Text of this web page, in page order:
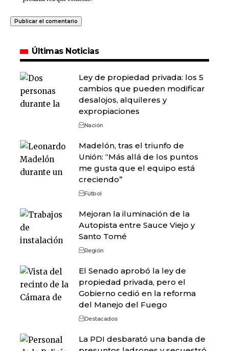
Últimas Noticias
Ley de propiedad privada: los 5
cambios que pueden modificar
desalojos, alquileres y
expropiaciones
Nación
Madelón, tras el triunfo de
Unión: “Más allá de los puntos
me gusta que el equipo está
creciendo”
Fútbol
Mejoran la iluminación de la
Autopista entre Sauce Viejo y
Santo Tomé
Región
El Senado aprobó la ley de
propiedad privada, pero el
Gobierno cedió en la reforma
del Manejo del Fuego
Destacados
La PDI desbarató una banda de